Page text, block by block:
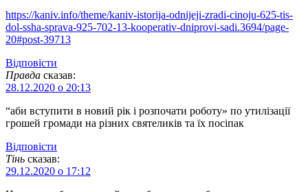
https://kaniv.info/theme/kaniv-istorija-odnijeji-zradi-cinoju-625-tis-
dol-ssha-sprava-925-702-13-kooperativ-dniprovi-sadi.3694/page-
20#post-39713
Відповіcти
Правда сказав:
28.12.2020 о 20:13
“аби вступити в новий рік і розпочати роботу» по утилізації
грошей громади на різних святеликів та їх посіпак
Відповіcти
Тінь сказав:
29.12.2020 о 17:12